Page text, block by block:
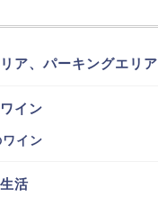
ア、パーキングエリア
イン
イン
活